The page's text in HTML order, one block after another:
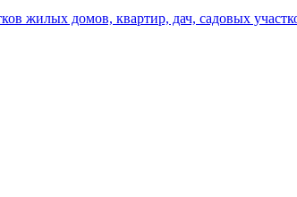
жилых домов, квартир, дач, садовых